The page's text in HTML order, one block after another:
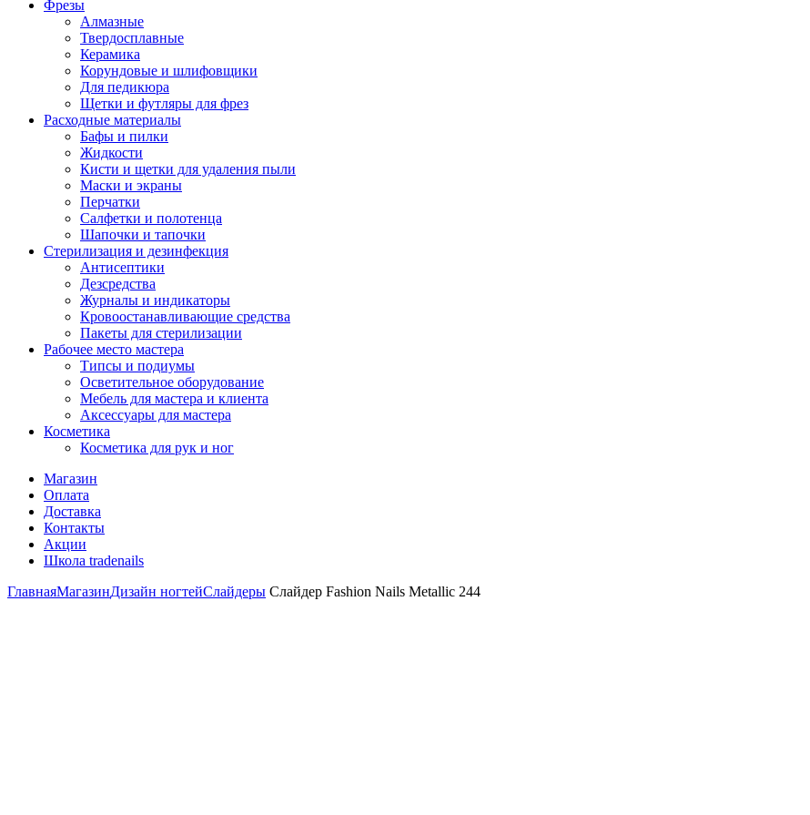
Фрезы
Алмазные
Твердосплавные
Керамика
Корундовые и шлифовщики
Для педикюра
Щетки и футляры для фрез
Расходные материалы
Бафы и пилки
Жидкости
Кисти и щетки для удаления пыли
Маски и экраны
Перчатки
Салфетки и полотенца
Шапочки и тапочки
Стерилизация и дезинфекция
Антисептики
Дезсредства
Журналы и индикаторы
Кровоостанавливающие средства
Пакеты для стерилизации
Рабочее место мастера
Типсы и подиумы
Осветительное оборудование
Мебель для мастера и клиента
Аксессуары для мастера
Косметика
Косметика для рук и ног
Магазин
Оплата
Доставка
Контакты
Акции
Школа tradenails
ГлавнаяМагазинДизайн ногтейСлайдеры Слайдер Fashion Nails Metallic 244